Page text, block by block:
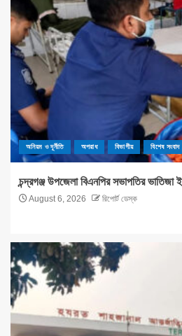
অনিয়ম ও দূর্নীতি অপরাধ বিভাগীয় বিশেষ সংবাদ
চন্দ্রগঞ্জ উপজেলা বিএনপির সভাপতির ভাতিজা
August 6, 2026 রিপোর্ট ডেস্ক